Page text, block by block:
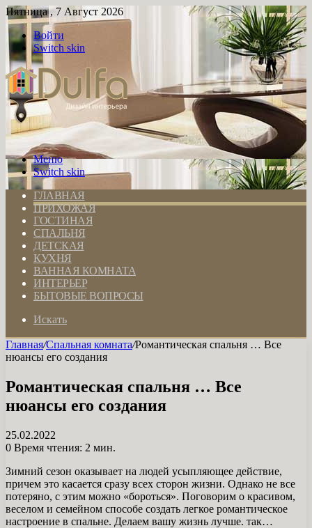
Пятница , 7 Август 2026
Войти
Switch skin
Меню
Switch skin
ГЛАВНАЯ
ПРИХОЖАЯ
ГОСТИНАЯ
СПАЛЬНЯ
ДЕТСКАЯ
КУХНЯ
ВАННАЯ КОМНАТА
ИНТЕРЬЕР
БЫТОВЫЕ ВОПРОСЫ
Искать
Главная/Спальная комната/Романтическая спальня … Все
нюансы его создания
Романтическая спальня … Все
нюансы его создания
25.02.2022
0 Время чтения: 2 мин.
Зимний сезон оказывает на людей усыпляющее действие,
причем это касается сразу всех сторон жизни. Однако не все
потеряно, с этим можно «бороться». Поговорим о красивом,
веселом и семейном способе создать легкое романтическое
настроение в спальне. Делаем вашу жизнь лучше. так…